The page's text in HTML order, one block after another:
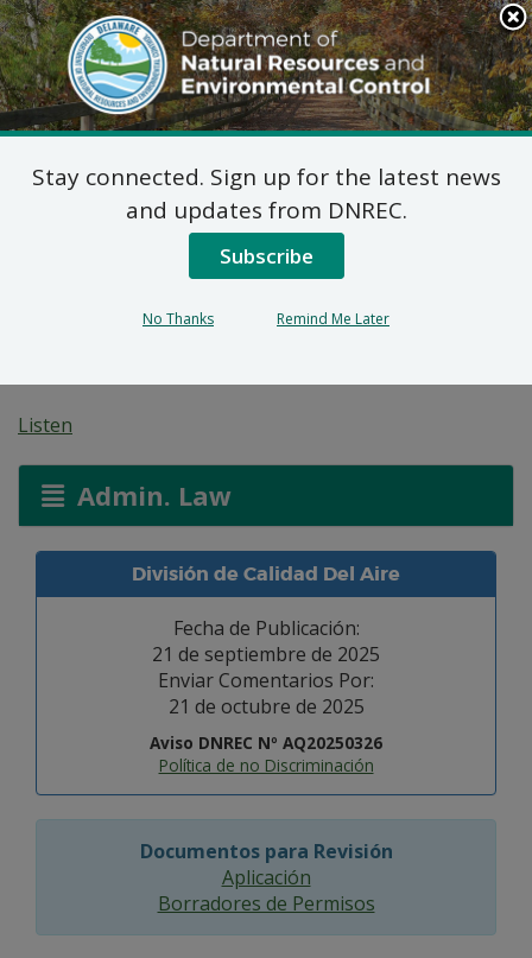
Search
This
Site
DNREC Menu
Título V Solicitudes de
Permisos Menores
Sintéticos: Allan Myers,
Listen
Admin. Law
División de Calidad Del Aire
Fecha de Publicación:
21 de septiembre de 2025
Enviar Comentarios Por:
21 de octubre de 2025
Aviso DNREC Nº AQ20250326
Política de no Discriminación
Documentos para Revisión
Aplicación
Borradores de Permisos
Stay connected. Sign up for the latest news
and updates from DNREC.
Subscribe
No Thanks Remind Me Later